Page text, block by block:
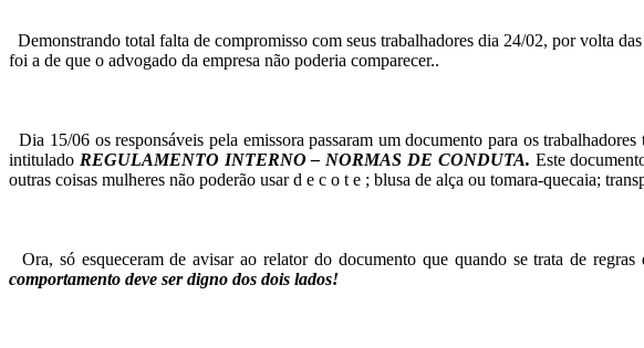
Demonstrando total falta de compromisso com seus trabalhadores dia 24/02, por volta das
foi a de que o advogado da empresa não poderia comparecer..
Dia 15/06 os responsáveis pela emissora passaram um documento para os trabalhadores
intitulado REGULAMENTO INTERNO – NORMAS DE CONDUTA. Este
outras coisas mulheres não poderão usard e c o t e ; blusa de alça ou tomara-quecaia;
Ora, só esqueceram de avisar ao relator do documento que quando se trata de regras
comportamento deve ser digno dos dois lados!